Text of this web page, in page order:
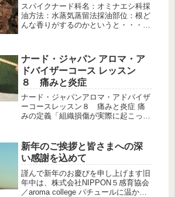
スパイクナード科名：オミナエシ科採
油方法：水蒸気蒸留法採油部位：根ど
んな香りがするのかというと・・・個
で少し足しただけでも主張をしてくる
精油です。香りの保留が強い精油。ボ
ド...
ナード・ジャパン アロマ・ア
ドバイザーコース レッスン
８ 痛みと炎症
ナード・ジャパンアロマ・アドバイザ
ーコースレッスン８ 痛みと炎症 痛
みの定義「組織損傷が実際に起こった
はそれに似た不快な感覚および情動体
験」痛みってそれぞれ痛みの感覚が人
に...
新年のご挨拶と皆さまへの深
い感謝を込めて
謹んで新年のお慶びを申し上げます旧
年中は、株式会社NIPPON５感育協会
／aroma college パチュールに温かな